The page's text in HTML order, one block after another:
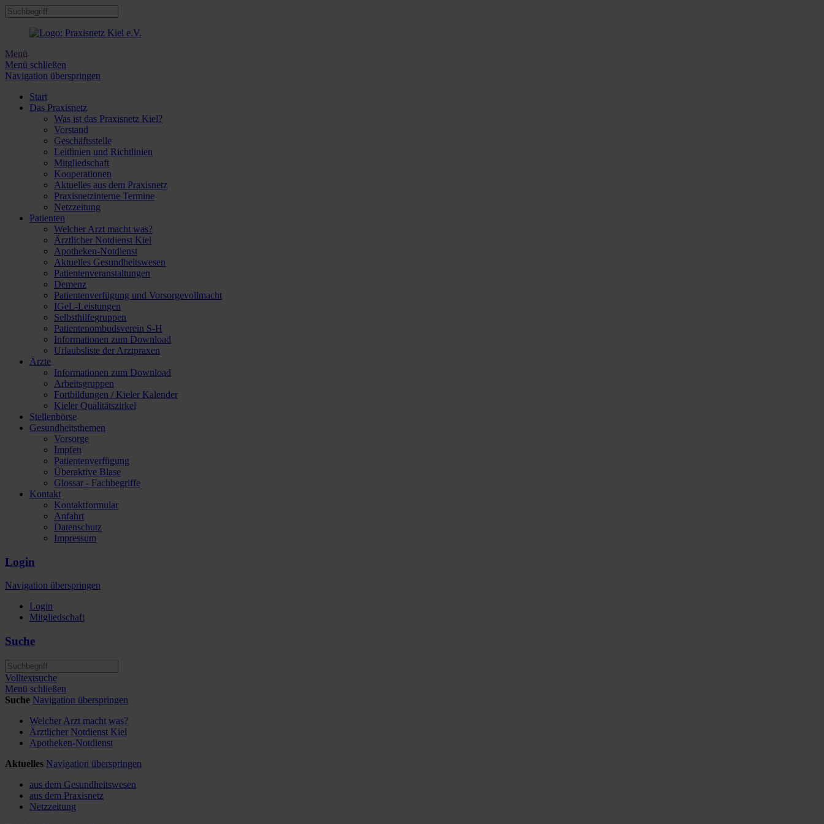
Menü
Menü schließen
Navigation überspringen
Start
Das Praxisnetz
Was ist das Praxisnetz Kiel?
Vorstand
Geschäftsstelle
Leitlinien und Richtlinien
Mitgliedschaft
Kooperationen
Aktuelles aus dem Praxisnetz
Praxisnetzinterne Termine
Netzzeitung
Patienten
Welcher Arzt macht was?
Ärztlicher Notdienst Kiel
Apotheken-Notdienst
Aktuelles Gesundheitswesen
Patientenveranstaltungen
Demenz
Patientenverfügung und Vorsorgevollmacht
IGeL-Leistungen
Selbsthilfegruppen
Patientenombudsverein S-H
Informationen zum Download
Urlaubsliste der Arztpraxen
Ärzte
Informationen zum Download
Arbeitsgruppen
Fortbildungen / Kieler Kalender
Kieler Qualitätszirkel
Stellenbörse
Gesundheitsthemen
Vorsorge
Impfen
Patientenverfügung
Überaktive Blase
Glossar - Fachbegriffe
Kontakt
Kontaktformular
Anfahrt
Datenschutz
Impressum
Login
Navigation überspringen
Login
Mitgliedschaft
Suche
Volltextsuche
Menü schließen
Suche Navigation überspringen
Welcher Arzt macht was?
Ärztlicher Notdienst Kiel
Apotheken-Notdienst
Aktuelles Navigation überspringen
aus dem Gesundheitswesen
aus dem Praxisnetz
Netzzeitung